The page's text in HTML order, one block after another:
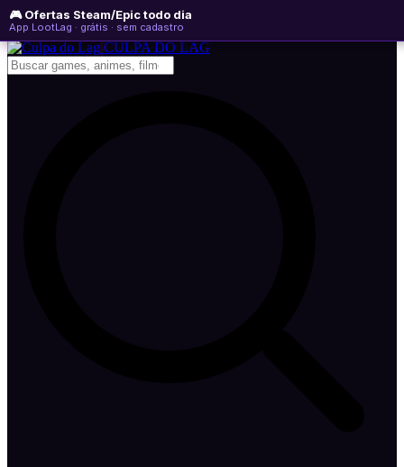
🎮 Ofertas Steam/Epic todo dia
App LootLag · grátis · sem cadastro
sexta-feira, 07 de agosto de 2026
Newsletter
CULPA DO LAG